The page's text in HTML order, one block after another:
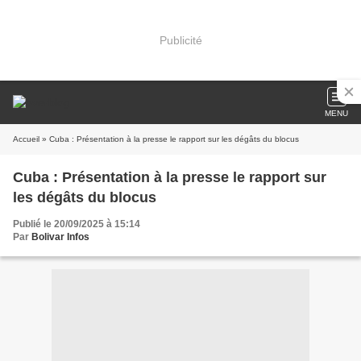
Publicité
MENU
Accueil » Cuba : Présentation à la presse le rapport sur les dégâts du blocus
Cuba : Présentation à la presse le rapport sur
les dégâts du blocus
Publié le 20/09/2025 à 15:14
Par Bolivar Infos